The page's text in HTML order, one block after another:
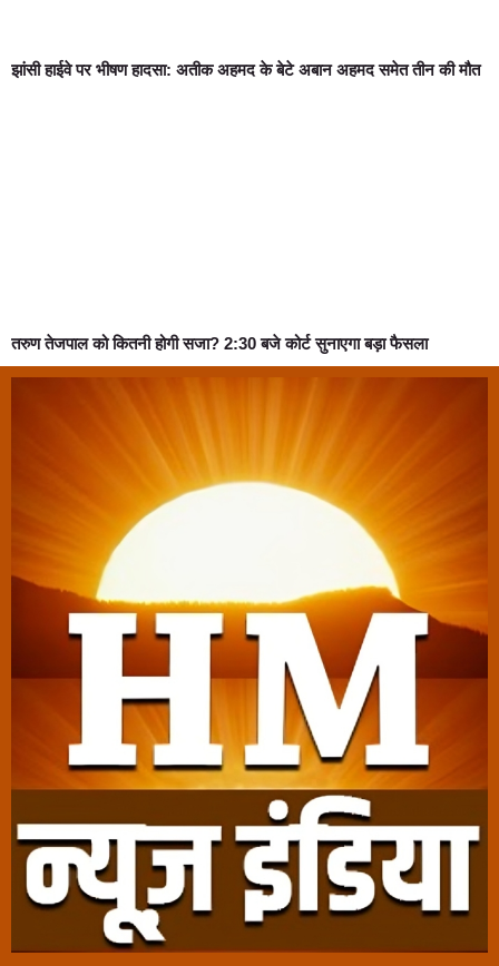
झांसी हाईवे पर भीषण हादसा: अतीक अहमद के बेटे अबान अहमद समेत तीन की मौत
तरुण तेजपाल को कितनी होगी सजा? 2:30 बजे कोर्ट सुनाएगा बड़ा फैसला